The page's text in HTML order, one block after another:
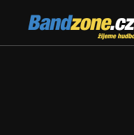
Bandzone.cz
žijeme hudbou